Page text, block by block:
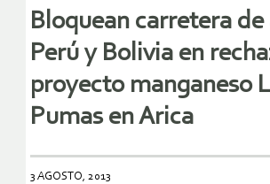
Bloquean carretera de
Perú y Bolivia en
proyecto manganeso
Pumas en Arica
3 AGOSTO, 2013